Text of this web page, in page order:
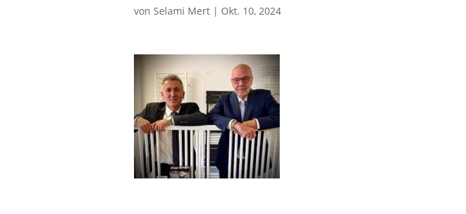
von Selami Mert | Okt. 10, 2024